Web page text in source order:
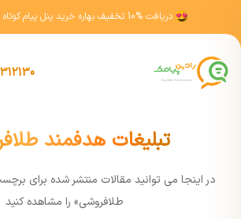
دریافت 10% تخفیف بهاره خرید پنل پیام کوتاه
تبلیغات هدفمند
در اينجا مي توانيد مقالات منتشر شده برای
طلافروشی» را مشاهده کنيد